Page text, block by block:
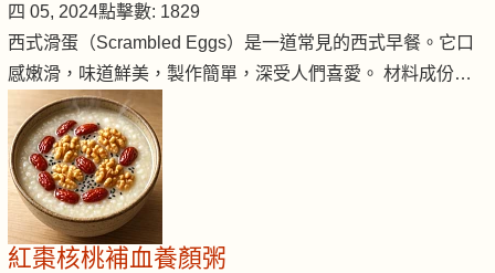
四 05, 2024點擊數: 1829
西式滑蛋（Scrambled Eggs）是一道常見的西式早餐。它口
感嫩滑，味道鮮美，製作簡單，深受人們喜愛。 材料成份…
紅棗核桃補血養顏粥